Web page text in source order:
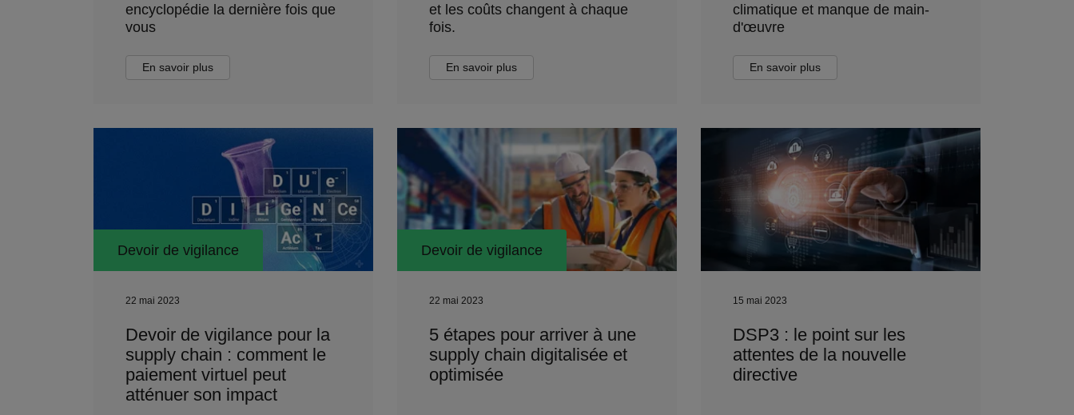
encyclopédie la dernière fois que
vous
En savoir plus
et les coûts changent à chaque
fois.
En savoir plus
climatique et manque de main-
d'œuvre
En savoir plus
Devoir de vigilance
22 mai 2023
Devoir de vigilance pour la
supply chain : comment le
paiement virtuel peut
atténuer son impact
Devoir de vigilance
22 mai 2023
5 étapes pour arriver à une
supply chain digitalisée et
optimisée
15 mai 2023
DSP3 : le point sur les
attentes de la nouvelle
directive